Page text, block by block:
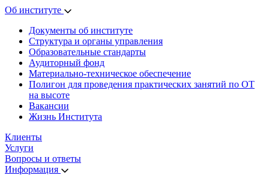
Об институте
Документы об институте
Структура и органы управления
Образовательные стандарты
Аудиторный фонд
Материально-техническое обеспечение
Полигон для проведения практических занятий по ОТ
на высоте
Вакансии
Жизнь Института
Клиенты
Услуги
Вопросы и ответы
Информация